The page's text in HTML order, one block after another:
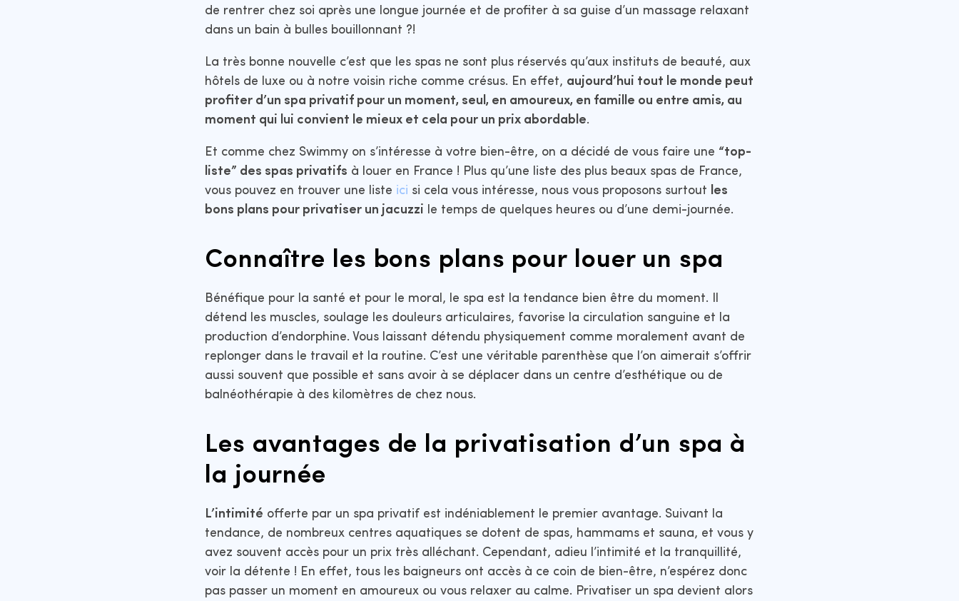
de rentrer chez soi après une longue journée et de profiter à sa guise d’un massage relaxant
dans un bain à bulles bouillonnant ?!
La très bonne nouvelle c’est que les spas ne sont plus réservés qu’aux instituts de beauté, aux
hôtels de luxe ou à notre voisin riche comme crésus. En effet, aujourd’hui tout le monde peut
profiter d’un spa privatif pour un moment, seul, en amoureux, en famille ou entre amis, au
moment qui lui convient le mieux et cela pour un prix abordable.
Et comme chez Swimmy on s’intéresse à votre bien-être, on a décidé de vous faire une “top-
liste” des spas privatifs à louer en France ! Plus qu’une liste des plus beaux spas de France,
vous pouvez en trouver une liste ici si cela vous intéresse, nous vous proposons surtout les
bons plans pour privatiser un jacuzzi le temps de quelques heures ou d’une demi-journée.
Connaître les bons plans pour louer un spa
Bénéfique pour la santé et pour le moral, le spa est la tendance bien être du moment. Il
détend les muscles, soulage les douleurs articulaires, favorise la circulation sanguine et la
production d’endorphine. Vous laissant détendu physiquement comme moralement avant de
replonger dans le travail et la routine. C’est une véritable parenthèse que l’on aimerait s’offrir
aussi souvent que possible et sans avoir à se déplacer dans un centre d’esthétique ou de
balnéothérapie à des kilomètres de chez nous.
Les avantages de la privatisation d’un spa à
la journée
L’intimité offerte par un spa privatif est indéniablement le premier avantage. Suivant la
tendance, de nombreux centres aquatiques se dotent de spas, hammams et sauna, et vous y
avez souvent accès pour un prix très alléchant. Cependant, adieu l’intimité et la tranquillité,
voir la détente ! En effet, tous les baigneurs ont accès à ce coin de bien-être, n’espérez donc
pas passer un moment en amoureux ou vous relaxer au calme. Privatiser un spa devient alors